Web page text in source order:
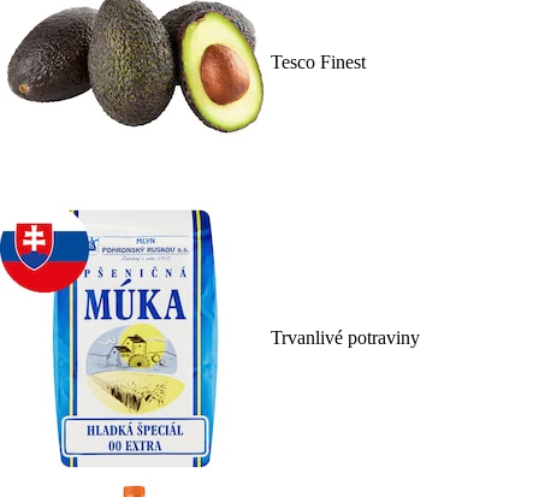
Tesco Finest
Trvanlivé potraviny